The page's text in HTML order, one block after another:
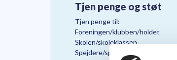
Tjen penge og støt
Tjen penge til:
Foreningen/klubben/holdet
Skolen/skoleklassen
Spejdere/spejdergruppen/